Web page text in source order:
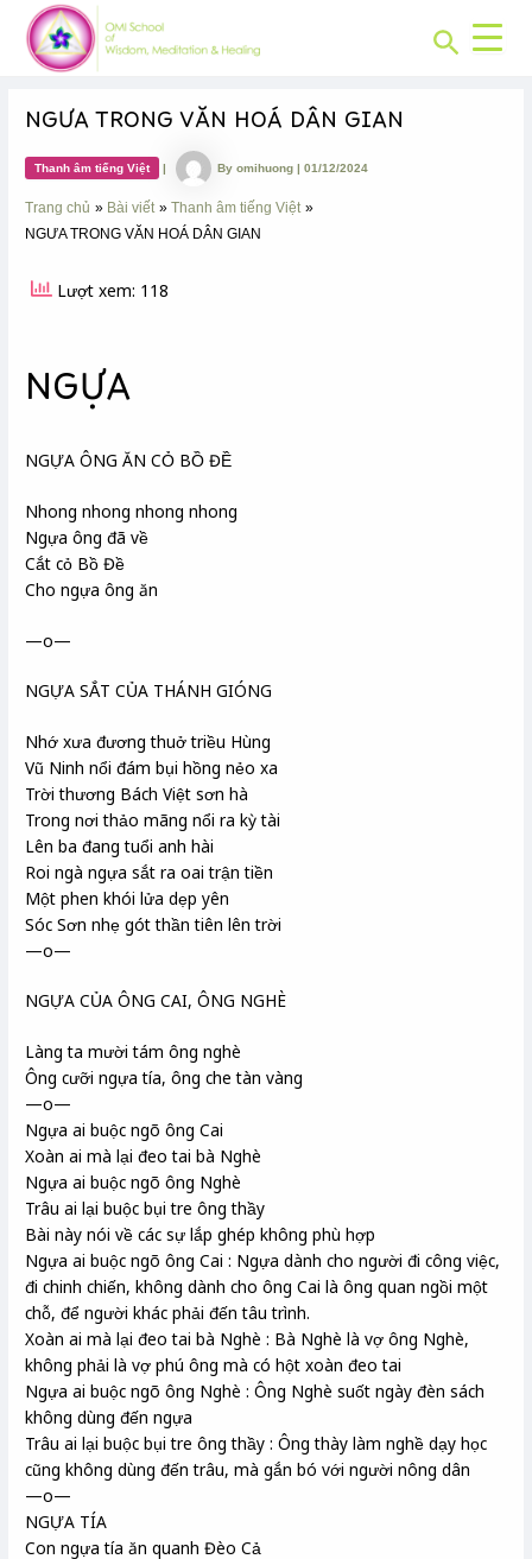
content
Search
NGƯA TRONG VĂN HOÁ DÂN GIAN
Thanh âm tiếng Việt | Byomihuong|01/12/2024
Trang chủ Bài viết
Thanh âm tiếng Việt
NGƯA TRONG VĂN HOÁ DÂN GIAN
Lượt xem: 118
NGỰA
NGỰA ÔNG ĂN CỎ BỒ ĐỀ
Nhong nhong nhong nhong
Ngựa ông đã về
Cắt cỏ Bồ Đề
Cho ngựa ông ăn
—o—
NGỰA SẮT CỦA THÁNH GIÓNG
Nhớ xưa đương thuở triều Hùng
Vũ Ninh nổi đám bụi hồng nẻo xa
Trời thương Bách Việt sơn hà
Trong nơi thảo mãng nổi ra kỳ tài
Lên ba đang tuổi anh hài
Roi ngà ngựa sắt ra oai trận tiền
Một phen khói lửa dẹp yên
Sóc Sơn nhẹ gót thần tiên lên trời
—o—
NGỰA CỦA ÔNG CAI, ÔNG NGHÈ
Làng ta mười tám ông nghè
Ông cưỡi ngựa tía, ông che tàn vàng
—o—
Ngựa ai buộc ngõ ông Cai
Xoàn ai mà lại đeo tai bà Nghè
Ngựa ai buộc ngõ ông Nghè
Trâu ai lại buộc bụi tre ông thầy
Bài này nói về các sự lắp ghép không phù hợp
Ngựa ai buộc ngõ ông Cai : Ngựa dành cho người đi công việc,
đi chinh chiến, không dành cho ông Cai là ông quan ngồi một
chỗ, để người khác phải đến tâu trình.
Xoàn ai mà lại đeo tai bà Nghè : Bà Nghè là vợ ông Nghè,
không phải là vợ phú ông mà có hột xoàn đeo tai
Ngựa ai buộc ngõ ông Nghè : Ông Nghè suốt ngày đèn sách
không dùng đến ngựa
Trâu ai lại buộc bụi tre ông thầy : Ông thày làm nghề dạy học
cũng không dùng đến trâu, mà gắn bó với người nông dân
—o—
NGỰA TÍA
Con ngựa tía ăn quanh Đèo Cả
Post
navigation
CHUYÊN
MỤC: